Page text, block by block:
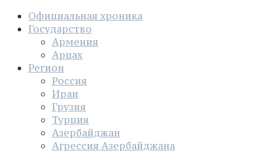
Официальная хроника
Государство
Армения
Арцах
Регион
Россия
Иран
Грузия
Турция
Азербайджан
Агрессия Азербайджана